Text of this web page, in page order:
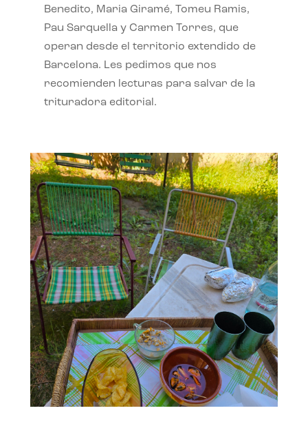
Benedito, Maria Giramé, Tomeu Ramis,
Pau Sarquella y Carmen Torres, que
operan desde el territorio extendido de
Barcelona. Les pedimos que nos
recomienden lecturas para salvar de la
trituradora editorial.